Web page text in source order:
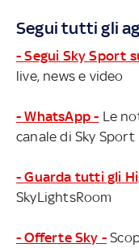
Segui tutti gli
- Segui Sky Sport
live, news e video
- WhatsApp - Le
canale di Sky Sport
- Guarda tutti gli
SkyLightsRoom
- Offerte Sky -